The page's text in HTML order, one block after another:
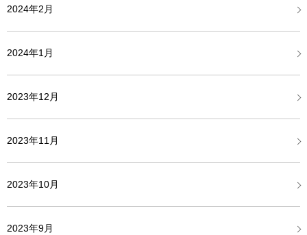
2024年2月
2024年1月
2023年12月
2023年11月
2023年10月
2023年9月